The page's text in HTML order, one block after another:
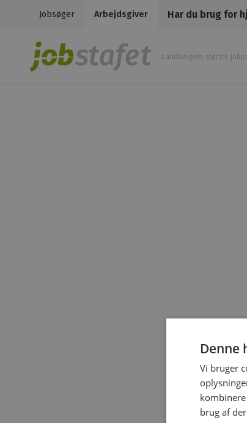
Jobsøger Arbejdsgiver Har du brug for
Landbrugets største
Denne
Vi bruger
brug af